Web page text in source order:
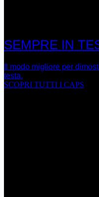
SEMPRE IN
Il modo migliore per
testa.
SCOPRI TUTTI I CAPS